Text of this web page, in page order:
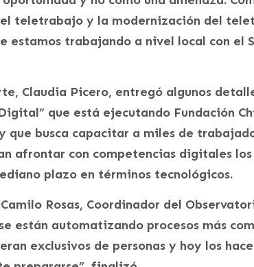
teletrabajo y la modernización del
estamos trabajando a nivel local con el
Claudia Picero, entregó algunos
que está ejecutando Fundación
y que busca capacitar a miles de
afrontar con competencias digitales
plazo en términos tecnológicos.
Rosas, Coordinador del
están automatizando procesos más
exclusivos de personas y hoy los